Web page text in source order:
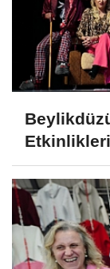
Etkinlikleri